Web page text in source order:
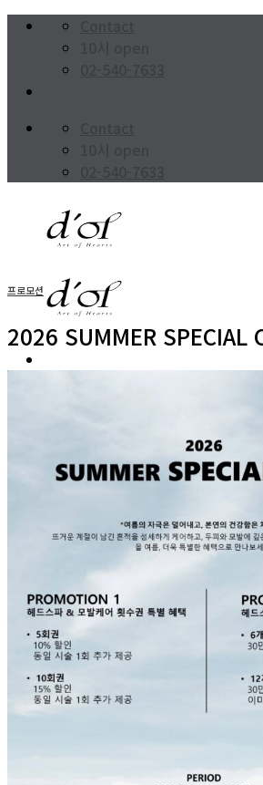
Skip
Hair Trend
SHORT
MEDIUM
HEAD SPA
DESIGNERS
SPACE
RESERVATION
PROMOTION
프로모션
2026 SUMMER SPECIAL